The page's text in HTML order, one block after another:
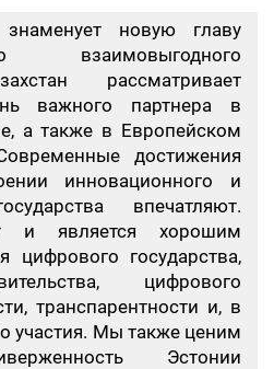
новую главу
взаимовыгодного
рассматривает
важного партнера в
а также в Европейском
достижения
инновационного и
впечатляют.
и является хорошим
цифрового государства,
цифрового
транспарентности и, в
участия. Мы также ценим
Эстонии